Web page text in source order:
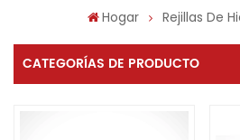
Hogar Rejillas De
CATEGORÍAS DE PRODUCTO